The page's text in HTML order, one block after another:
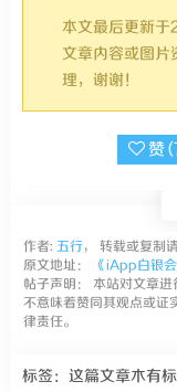
本文最后更新
文章内容或图片
理，谢谢！
赞 (
作者: 五行， 转载或复制
原文地址：
《iApp白银
帖子声明： 本站对文章
不意味着赞同其观点或证
律责任。
标签：这篇文章木有